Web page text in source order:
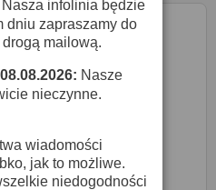
Nasza infolinia będzie
dniu zapraszamy do
drogą mailową.
Nasze
nieczynne.
wiadomości
jak to możliwe.
niedogodności